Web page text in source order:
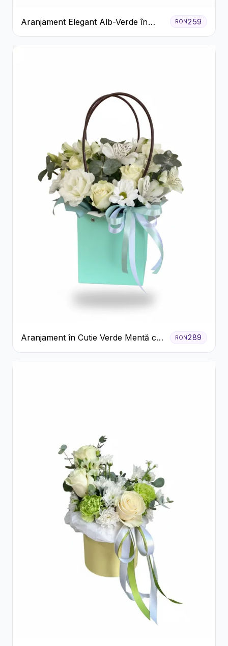
Aranjament Elegant Alb-Verde în
Cutie Gri
RON 259
Aranjament în Cutie Verde Mentă cu
Trandafiri și Alstroemeria
RON289